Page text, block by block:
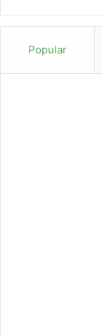
Popular